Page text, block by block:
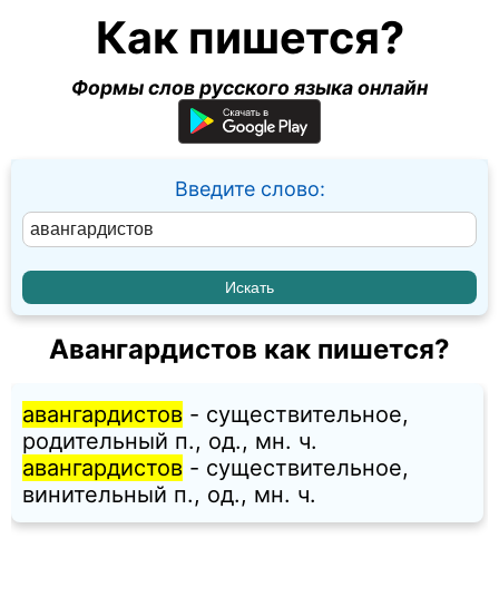
Как пишется?
Формы слов русского языка онлайн
Введите слово:
Авангардистов как пишется?
авангардистов - существительное,
родительный п., од., мн. ч.
авангардистов - существительное,
винительный п., од., мн. ч.